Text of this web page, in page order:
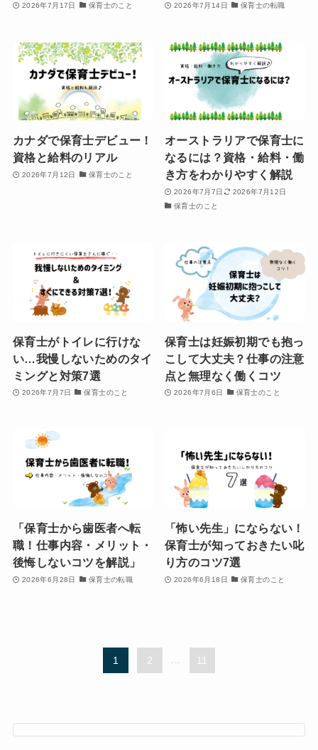
2026年7月17日 保育士のこと 2026年7月14日 保育士の転職
カナダで保育士デビュー！
資格と給料のリアル
2026年7月12日 保育士のこと
オーストラリアで保育士に
なるには？資格・給料・働
き方をわかりやすく解説
2026年7月7日
2026年7月12日
保育士のこと
保育士がトイレに行けな
い…我慢しないためのタイ
ミングと対策7選
2026年7月7日 保育士のこと
保育士は妊娠初期でも抱っ
こして大丈夫？仕事の注意
点と無理なく働くコツ
2026年7月6日 保育士のこと
「保育士から歯医者へ転
職！仕事内容・メリット・
後悔しないコツを解説」
2026年6月28日 保育士の転職
「怖い先生」にならない！
保育士が知っておきたい叱
り方のコツ7選
2026年6月18日 保育士のこと
1 2 11